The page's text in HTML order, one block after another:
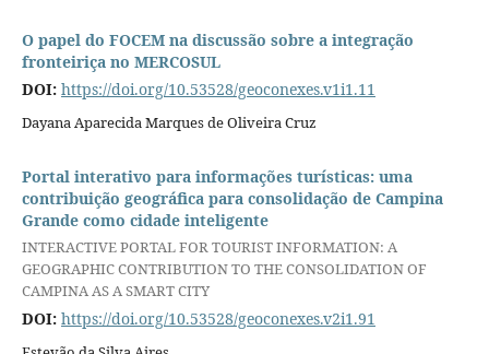
O papel do FOCEM na discussão sobre a integração
fronteiriça no MERCOSUL
DOI: https://doi.org/10.53528/geoconexes.v1i1.11
Dayana Aparecida Marques de Oliveira Cruz
Portal interativo para informações turísticas: uma
contribuição geográfica para consolidação de Campina
Grande como cidade inteligente
INTERACTIVE PORTAL FOR TOURIST INFORMATION: A
GEOGRAPHIC CONTRIBUTION TO THE CONSOLIDATION OF
CAMPINA AS A SMART CITY
DOI: https://doi.org/10.53528/geoconexes.v2i1.91